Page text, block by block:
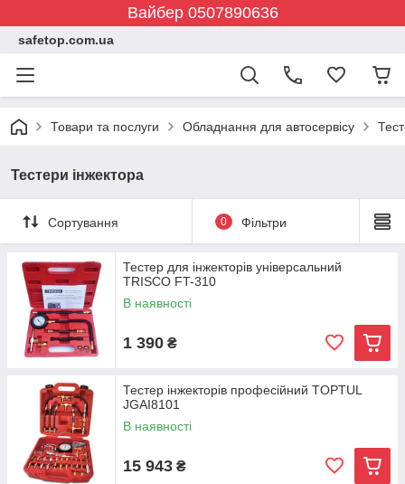
Вайбер 0507890636
safetop.com.ua
Товари та послуги Обладнання для автосервісу
Тестери інжектора
Сортування 0 Фільтри
Тестер для інжекторів універсальний
TRISCO FT-310
В наявності
1 390 ₴
Тестер інжекторів професійний TOPTUL
JGAI8101
В наявності
15 943 ₴